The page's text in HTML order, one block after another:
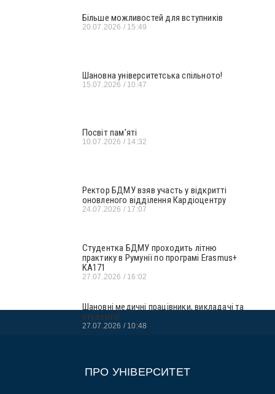
Більше можливостей для вступників
20.07.2026 15:49
Шановна університетська спільното!
15.07.2026 10:47
Посвіт пам’яті
10.07.2026 14:32
Ректор БДМУ взяв участь у відкритті
оновленого відділення Кардіоцентру
24.07.2026 17:07
Студентка БДМУ проходить літню
практику в Румунії по програмі Erasmus+
KA171
27.07.2026 16:02
Шановні медичні працівники, викладачі та
студенти!
27.07.2026 10:48
ПРО УНІВЕРСИТЕТ